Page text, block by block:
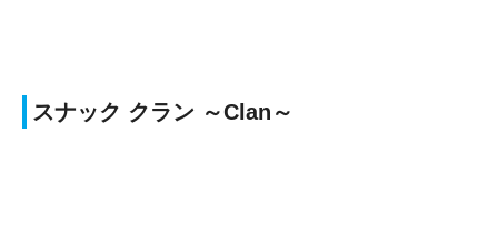
スナック クラン ～Clan～